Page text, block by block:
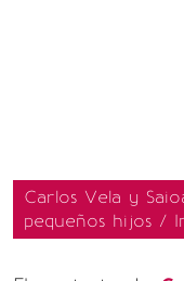
Carlos Vela y
pequeños hijos /